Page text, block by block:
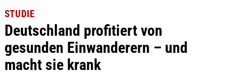
STUDIE
Deutschland profitiert von
gesunden Einwanderern – und
macht sie krank